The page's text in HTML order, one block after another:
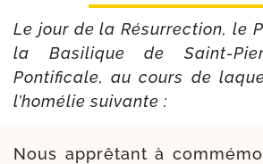
Le jour de la Résurrection, le
la Basilique de Saint-​
Pontificale, au cours de
l’ho­mé­lie suivante :
Nous apprê­tant à